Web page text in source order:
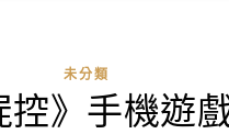
未分類
控》手機遊